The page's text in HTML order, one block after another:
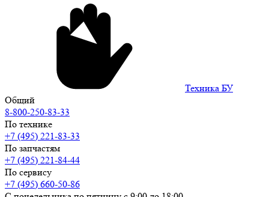
Техника БУ
Общий
8-800-250-83-33
По технике
+7 (495) 221-83-33
По запчастям
+7 (495) 221-84-44
По сервису
+7 (495) 660-50-86